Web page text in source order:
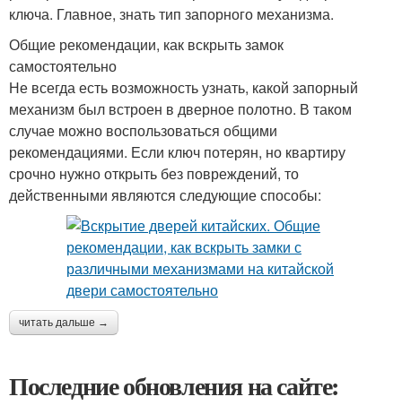
ключа. Главное, знать тип запорного механизма.
Общие рекомендации, как вскрыть замок
самостоятельно
Не всегда есть возможность узнать, какой запорный
механизм был встроен в дверное полотно. В таком
случае можно воспользоваться общими
рекомендациями. Если ключ потерян, но квартиру
срочно нужно открыть без повреждений, то
действенными являются следующие способы:
читать дальше →
Последние обновления на сайте: